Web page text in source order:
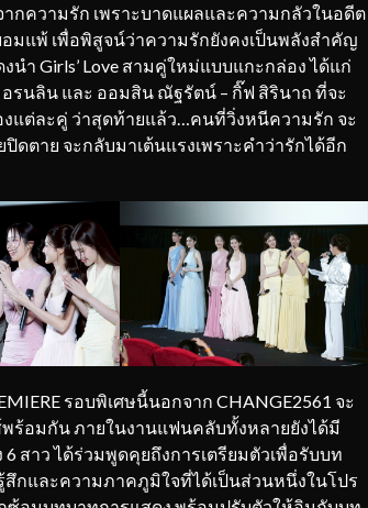
กความรัก เพราะบาดแผลและความกลัวในอดีต
มแพ้ เพื่อพิสูจน์ว่าความรักยังคงเป็นพลังสำคัญ
ำ Girls’ Love สามคู่ใหม่แบบแกะกล่อง ได้แก่
รนลิน และ ออมสิน ณัฐรัตน์ – กิ๊ฟ สิรินาถ ที่จะ
ต่ละคู่ ว่าสุดท้ายแล้ว…คนที่วิ่งหนีความรัก จะ
ดตาย จะกลับมาเต้นแรงเพราะคำว่ารักได้อีก
รอบพิเศษนี้นอกจาก CHANGE2561 จะ
ร้อมกัน ภายในงานแฟนคลับทั้งหลายยังได้มี
สาว ได้ร่วมพูดคุยถึงการเตรียมตัวเพื่อรับบท
สึกและความภาคภูมิใจที่ได้เป็นส่วนหนึ่งในโปร